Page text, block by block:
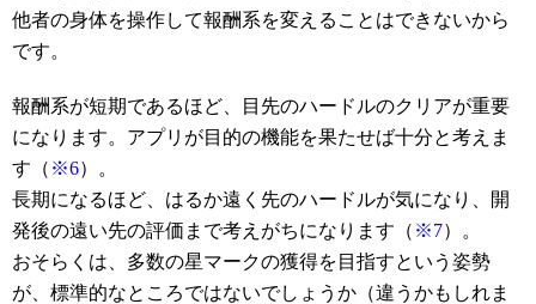
他者の身体を操作して報酬系を変えることはできないから
です。
報酬系が短期であるほど、目先のハードルのクリアが重要
になります。アプリが目的の機能を果たせば十分と考えま
す（ ※6）。
長期になるほど、はるか遠く先のハードルが気になり、開
発後の遠い先の評価まで考えがちになります（ ※7）。
おそらくは、多数の星マークの獲得を目指すという姿勢
が、標準的なところではないでしょうか（違うかもしれま